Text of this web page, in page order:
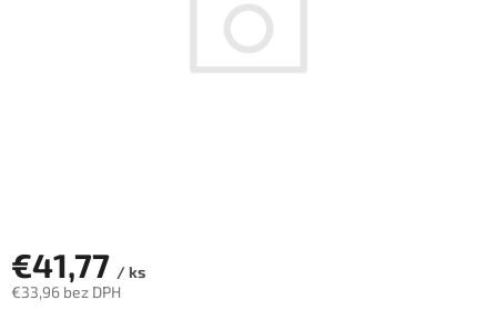
€41,77 / ks
€33,96 bez DPH